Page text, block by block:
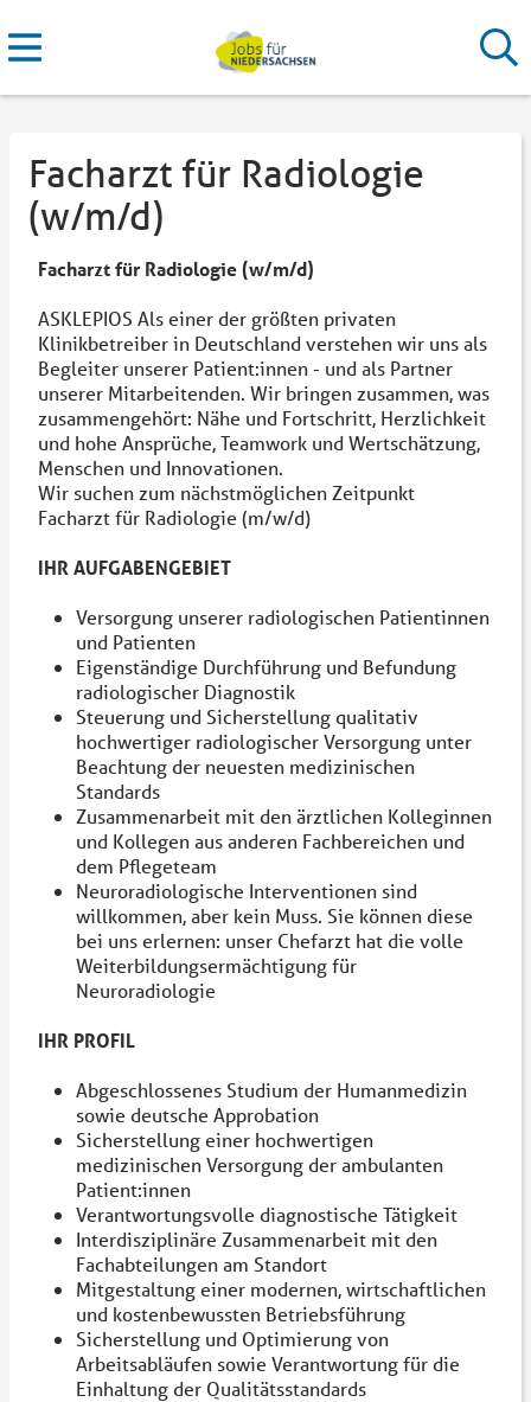
Facharzt für Radiologie
(w/m/d)
Facharzt für Radiologie (w/m/d)
ASKLEPIOS Als einer der größten privaten
Klinikbetreiber in Deutschland verstehen wir uns als
Begleiter unserer Patient:innen - und als Partner
unserer Mitarbeitenden. Wir bringen zusammen, was
zusammengehört: Nähe und Fortschritt, Herzlichkeit
und hohe Ansprüche, Teamwork und Wertschätzung,
Menschen und Innovationen.
Wir suchen zum nächstmöglichen Zeitpunkt
Facharzt für Radiologie (m/w/d)
IHR AUFGABENGEBIET
Versorgung unserer radiologischen Patientinnen
und Patienten
Eigenständige Durchführung und Befundung
radiologischer Diagnostik
Steuerung und Sicherstellung qualitativ
hochwertiger radiologischer Versorgung unter
Beachtung der neuesten medizinischen
Standards
Zusammenarbeit mit den ärztlichen Kolleginnen
und Kollegen aus anderen Fachbereichen und
dem Pflegeteam
Neuroradiologische Interventionen sind
willkommen, aber kein Muss. Sie können diese
bei uns erlernen: unser Chefarzt hat die volle
Weiterbildungsermächtigung für
Neuroradiologie
IHR PROFIL
Abgeschlossenes Studium der Humanmedizin
sowie deutsche Approbation
Sicherstellung einer hochwertigen
medizinischen Versorgung der ambulanten
Patient:innen
Verantwortungsvolle diagnostische Tätigkeit
Interdisziplinäre Zusammenarbeit mit den
Fachabteilungen am Standort
Mitgestaltung einer modernen, wirtschaftlichen
und kostenbewussten Betriebsführung
Sicherstellung und Optimierung von
Arbeitsabläufen sowie Verantwortung für die
Einhaltung der Qualitätsstandards